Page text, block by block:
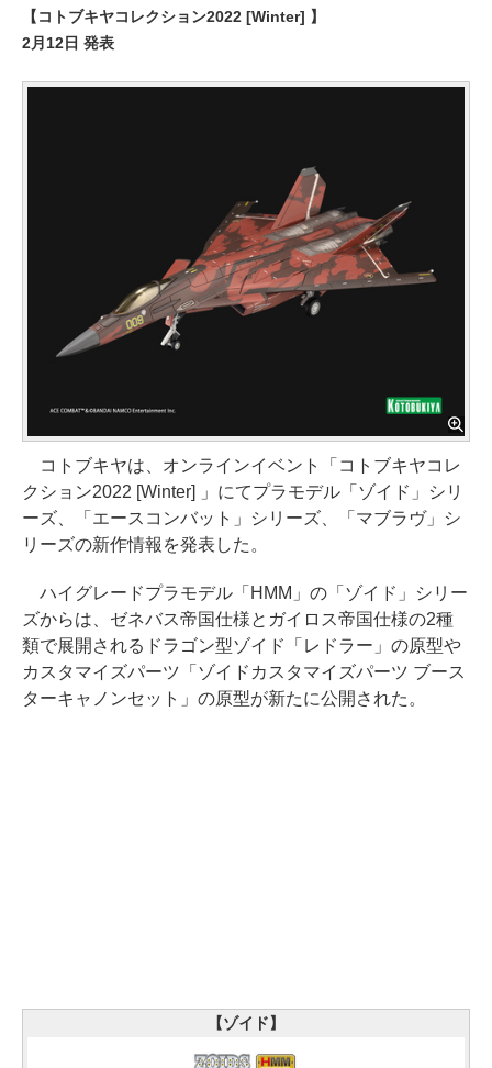
【コトブキヤコレクション2022 [Winter] 】
2月12日 発表
コトブキヤは、オンラインイベント「コトブキヤコレ
クション2022 [Winter] 」にてプラモデル「ゾイド」シリ
ーズ、「エースコンバット」シリーズ、「マブラヴ」シ
リーズの新作情報を発表した。
ハイグレードプラモデル「HMM」の「ゾイド」シリー
ズからは、ゼネバス帝国仕様とガイロス帝国仕様の2種
類で展開されるドラゴン型ゾイド「レドラー」の原型や
カスタマイズパーツ「ゾイドカスタマイズパーツ ブース
ターキャノンセット」の原型が新たに公開された。
【ゾイド】